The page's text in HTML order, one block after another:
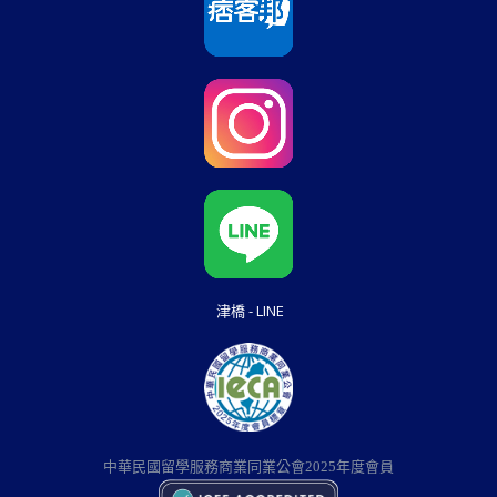
津橋 - LINE
中華民國留學服務商業同業公會2025年度會員